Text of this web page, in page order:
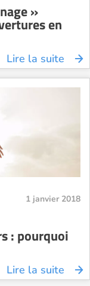
»
en
Lire la suite
1 janvier 2018
: pourquoi
Lire la suite